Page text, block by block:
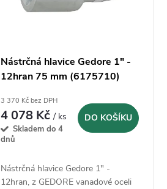
Nástrčná hlavice Gedore 1" -
12hran 75 mm (6175710)
3 370 Kč bez DPH
4 078 Kč/ ks
Skladem do 4
dnů
DO KOŠÍKU
Nástrčná hlavice Gedore 1" -
12hran, z GEDORE vanadové oceli